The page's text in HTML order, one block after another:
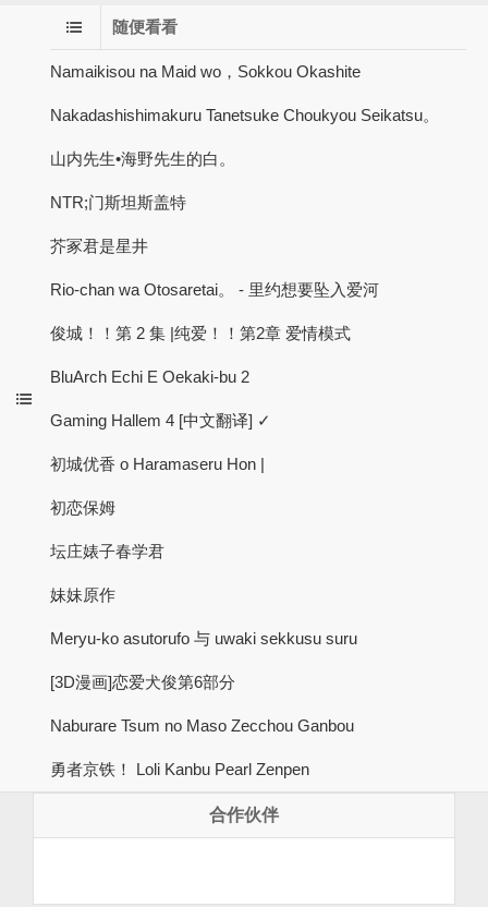
随便看看
Namaikisou na Maid wo，Sokkou Okashite
Nakadashishimakuru Tanetsuke Choukyou Seikatsu。
山内先生•海野先生的白。
NTR;门斯坦斯盖特
芥冢君是星井
Rio-chan wa Otosaretai。 - 里约想要坠入爱河
俊城！！第 2 集 |纯爱！！第2章 爱情模式
BluArch Echi E Oekaki-bu 2
Gaming Hallem 4 [中文翻译] ✓
初城优香 o Haramaseru Hon |
初恋保姆
坛庄婊子春学君
妹妹原作
Meryu-ko asutorufo 与 uwaki sekkusu suru
[3D漫画]恋爱犬俊第6部分
Naburare Tsum no Maso Zecchou Ganbou
勇者京铁！ Loli Kanbu Pearl Zenpen
合作伙伴